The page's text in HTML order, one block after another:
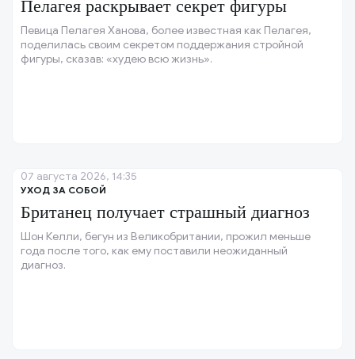
Пелагея раскрывает секрет фигуры
Певица Пелагея Ханова, более известная как Пелагея,
поделилась своим секретом поддержания стройной
фигуры, сказав: «худею всю жизнь».
УХОД ЗА СОБОЙ
Британец получает страшный диагноз
Шон Келли, бегун из Великобритании, прожил меньше
года после того, как ему поставили неожиданный
диагноз.
07 августа 2026, 14:35